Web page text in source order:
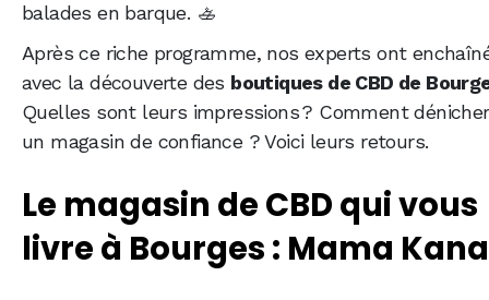
balades en barque. 🚣
Après ce riche programme, nos experts ont
avec la découverte des boutiques de CBD de
Quelles sont leurs impressions ? Comment dénicher
un magasin de confiance ? Voici leurs retours.
Le magasin de CBD qui vous
livre à Bourges : Mama Kana